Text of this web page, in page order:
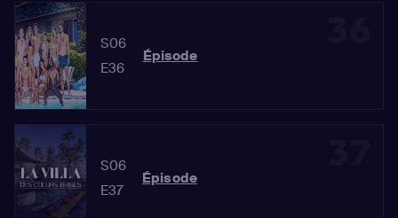
S06
E36
Épisode
S06
E37
Épisode